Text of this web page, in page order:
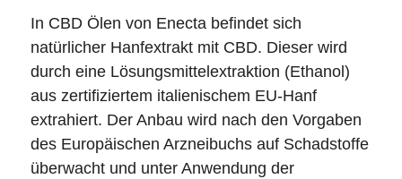
In CBD Ölen von Enecta befindet sich
natürlicher Hanfextrakt mit CBD. Dieser wird
durch eine Lösungsmittelextraktion (Ethanol)
aus zertifiziertem italienischem EU-Hanf
extrahiert. Der Anbau wird nach den Vorgaben
des Europäischen Arzneibuchs auf Schadstoffe
überwacht und unter Anwendung der